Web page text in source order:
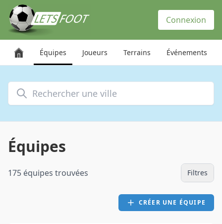
Connexion
Équipes Joueurs Terrains Événements
Rechercher une ville
Équipes
175 équipes trouvées Filtres
CRÉER UNE ÉQUIPE
Panneau de gestion des cookies